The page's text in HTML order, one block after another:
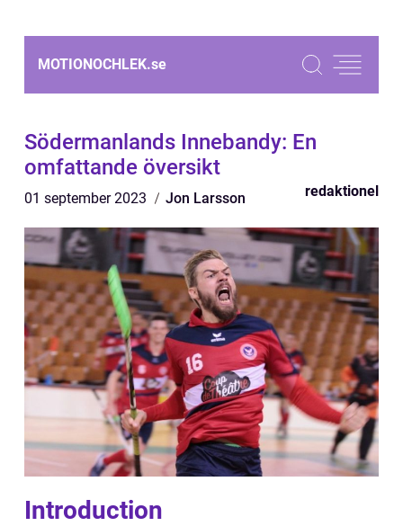
MOTIONOCHLEK.se
Södermanlands Innebandy: En
omfattande översikt
01 september 2023 Jon Larsson redaktionel
Introduction